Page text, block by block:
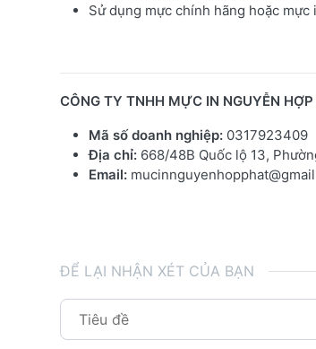
Sử dụng mực chính hãng hoặc
CÔNG TY TNHH MỰC IN NGUYỄN
Mã số doanh nghiệp: 0317923409
Địa chỉ: 668/48B Quốc lộ 13,
Email:
ĐỂ LẠI NHẬN XÉT CỦA BẠN